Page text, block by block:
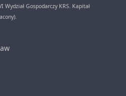
Wydział Gospodarczy KRS. Kapitał